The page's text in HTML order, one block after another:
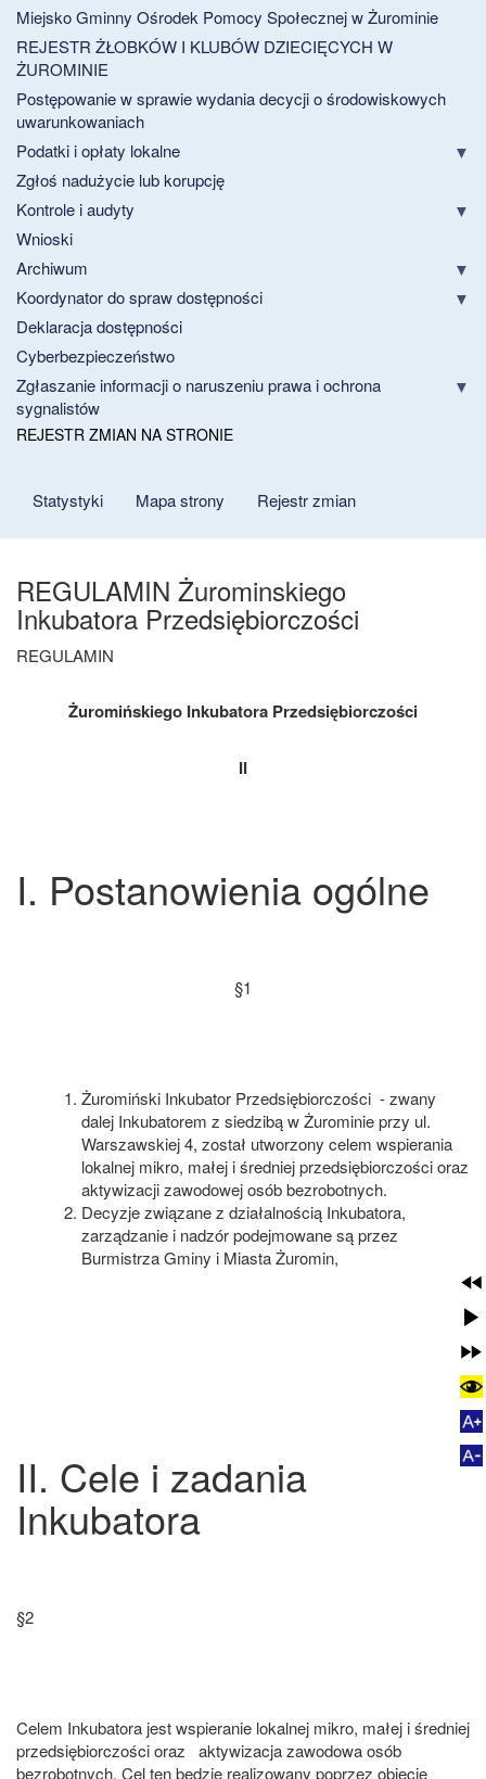
Miejsko Gminny Ośrodek Pomocy Społecznej w Żurominie
REJESTR ŻŁOBKÓW I KLUBÓW DZIECIĘCYCH W
ŻUROMINIE
Postępowanie w sprawie wydania decycji o środowiskowych
uwarunkowaniach
Podatki i opłaty lokalne
Zgłoś nadużycie lub korupcję
Kontrole i audyty
Wnioski
Archiwum
Koordynator do spraw dostępności
Deklaracja dostępności
Cyberbezpieczeństwo
Zgłaszanie informacji o naruszeniu prawa i ochrona
sygnalistów
REJESTR ZMIAN NA STRONIE
Statystyki Mapa strony Rejestr zmian
REGULAMIN Żurominskiego
Inkubatora Przedsiębiorczości
REGULAMIN
Żuromińskiego Inkubatora Przedsiębiorczości
II
I. Postanowienia ogólne
§1
Żuromiński Inkubator Przedsiębiorczości - zwany
dalej Inkubatorem z siedzibą w Żurominie przy ul.
Warszawskiej 4, został utworzony celem wspierania
lokalnej mikro, małej i średniej przedsiębiorczości oraz
aktywizacji zawodowej osób bezrobotnych.
Decyzje związane z działalnością Inkubatora,
zarządzanie i nadzór podejmowane są przez
Burmistrza Gminy i Miasta Żuromin,
II. Cele i zadania
Inkubatora
§2
Celem Inkubatora jest wspieranie lokalnej mikro, małej i średniej
przedsiębiorczości oraz aktywizacja zawodowa osób
bezrobotnych. Cel ten będzie realizowany poprzez objęcie